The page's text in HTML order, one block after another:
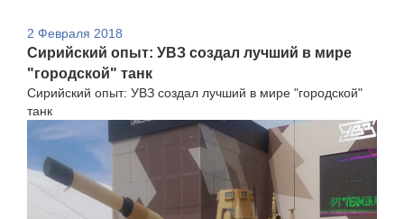
2 Февраля 2018
Сирийский опыт: УВЗ создал лучший в мире
"городской" танк
Сирийский опыт: УВЗ создал лучший в мире "городской"
танк